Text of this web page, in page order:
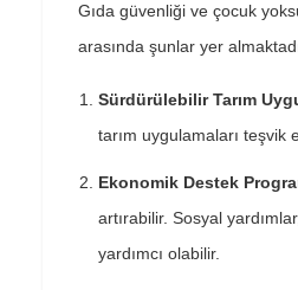
Gıda güvenliği ve çocuk
arasında şunlar yer
Sürdürülebilir Tarım
tarım uygulamaları
Ekonomik Destek
artırabilir. Sosyal
yardımcı olabilir.